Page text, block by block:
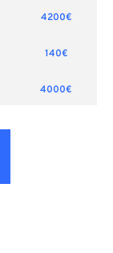
4200€
140€
4000€